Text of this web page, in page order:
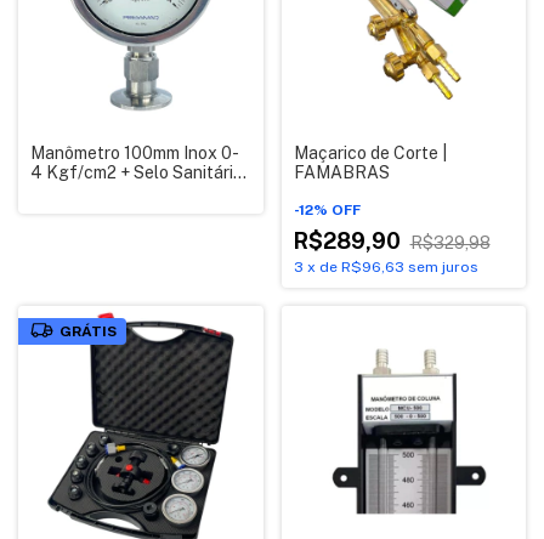
Manômetro 100mm Inox 0-
4 Kgf/cm2 + Selo Sanitário
Maçarico de Corte |
FAMABRAS
-12% OFF
R$289,90 R$329,98
3 x de R$96,63 sem juros
GRÁTIS